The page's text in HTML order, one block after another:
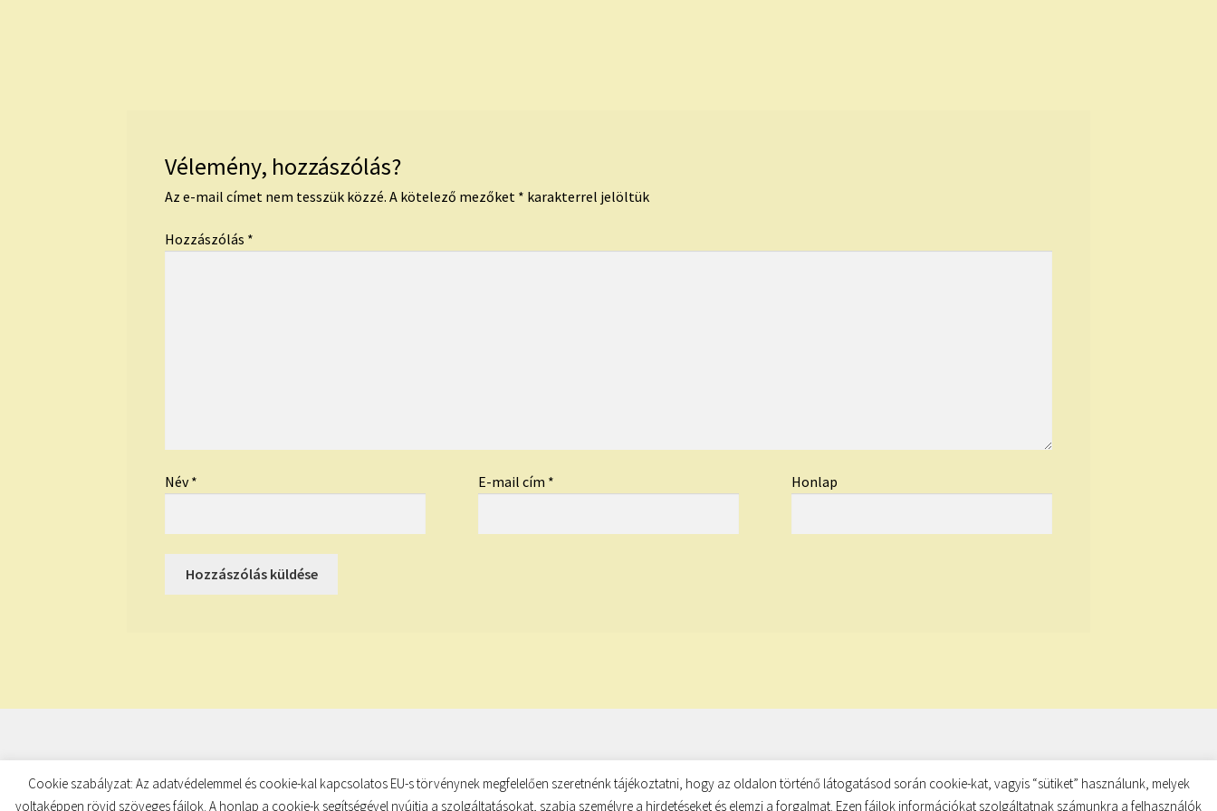
Vélemény, hozzászólás?
Az e-mail címet nem tesszük közzé. A kötelező mezőket * karakterrel jelöltük
Hozzászólás *
Név* E-mail cím * Honlap
© TUDATKULCS 2026
Built with Storefront
Cookie szabályzat: Az adatvédelemmel és cookie-kal kapcsolatos EU-s törvénynek megfelelően szeretnénk tájékoztatni, hogy az oldalon történő látogatásod során cookie-kat, vagyis “sütiket” használunk, melyek
voltaképpen rövid szöveges fájlok. A honlap a cookie-k segítségével nyújtja a szolgáltatásokat, szabja személyre a hirdetéseket és elemzi a forgalmat. Ezen fájlok információkat szolgáltatnak számunkra a felhasználók